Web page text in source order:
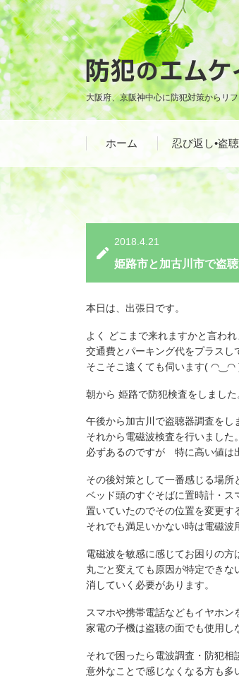
大阪府、京阪神中心に防犯対策からリ
ホーム 忍び返し•盗
2018.4.21
姫路市と加古川市で盗
本日は、出張日です。
よく どこまで来れますかと言われ
交通費とパーキング代をプラスし
そこそこ遠くても伺います( ◠‿◠
朝から 姫路で防犯検査をしました
午後から加古川で盗聴器調査をし
それから電磁波検査を行いました
必ずあるのですが 特に高い値は
その後対策として一番感じる場所
ベッド頭のすぐそばに置時計・ス
置いていたのでその位置を変更す
それでも満足いかない時は電磁波
電磁波を敏感に感じてお困りの方
丸ごと変えても原因が特定できな
消していく必要があります。
スマホや携帯電話などもイヤホン
家電の子機は盗聴の面でも使用し
それで困ったら電波調査・防犯相
意外なことで感じなくなる方も多